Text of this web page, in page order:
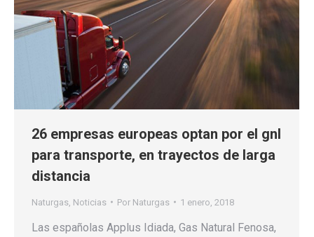
26 empresas europeas optan por el gnl
para transporte, en trayectos de larga
distancia
Naturgas Noticias Por Naturgas 1 enero, 2018
Las españolas Applus Idiada, Gas Natural Fenosa,